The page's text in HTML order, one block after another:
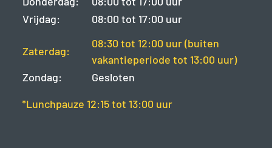
Vrijdag:
08:00 tot 17:00 uur
Zaterdag:
08:30 tot 12:00 uur (buiten
vakantieperiode tot 13:00 uur)
Zondag:
Gesloten
*Lunchpauze 12:15 tot 13:00 uur